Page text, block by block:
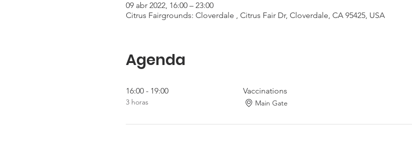
09 abr 2022, 16:00 – 23:00
Citrus Fairgrounds: Cloverdale , Citrus Fair Dr, Cloverdale, CA 95425, USA
Agenda
16:00 - 19:00
3 horas
Vaccinations
Main Gate